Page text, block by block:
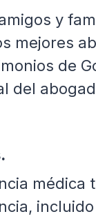
y
mejores
de
del